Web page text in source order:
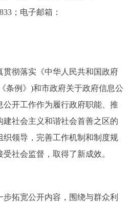
阳光政务
我要咨询 我要建议
在线访谈 图说互动
六区概览 人文北京
；电子邮箱：
彻落实《中华人民共和国政府
条例》)和市政府关于政府信息公
开工作作为履行政府职能、推
社会主义和谐社会首善之区的
领导，完善工作机制和制度规
社会监督，取得了新成效。
拓宽公开内容，围绕与群众利